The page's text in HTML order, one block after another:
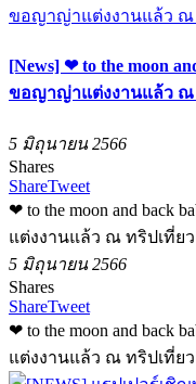
[News] ❤︎ to the moon
ขอญาญ่าแต่งงานแล้ว ณ
5 มิถุนายน 2566
Shares
ShareTweet
❤︎ to the moon and
แต่งงานแล้ว ณ ทริปเที่ย
5 มิถุนายน 2566
Shares
ShareTweet
❤︎ to the moon and
แต่งงานแล้ว ณ ทริปเที่ย